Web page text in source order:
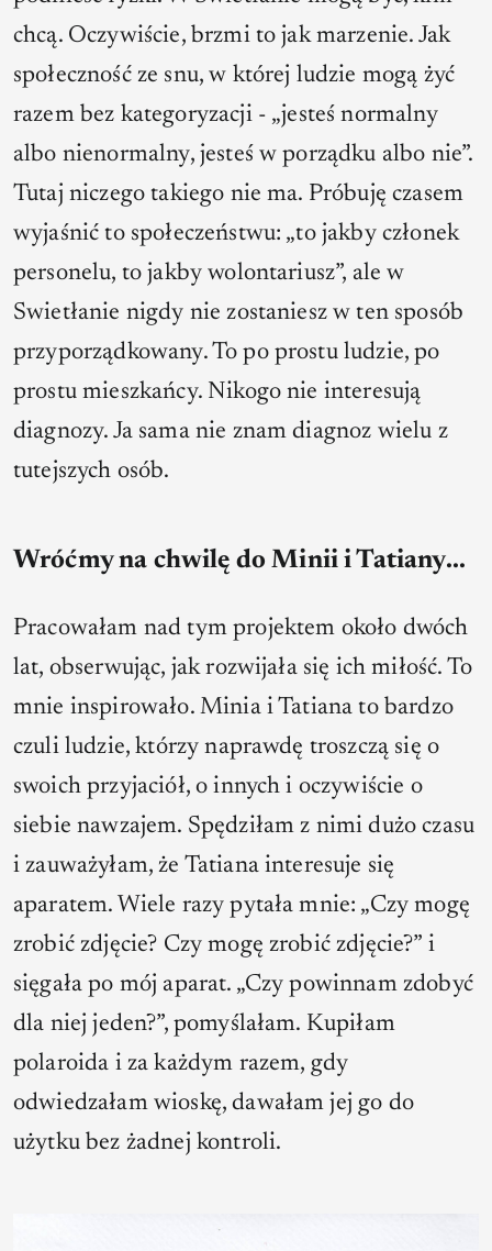
chcą. Oczywiście, brzmi to jak marzenie. Jak
społeczność ze snu, w której ludzie mogą żyć
razem bez kategoryzacji - „jesteś normalny
albo nienormalny, jesteś w porządku albo nie”.
Tutaj niczego takiego nie ma. Próbuję czasem
wyjaśnić to społeczeństwu: „to jakby członek
personelu, to jakby wolontariusz”, ale w
Swietłanie nigdy nie zostaniesz w ten sposób
przyporządkowany. To po prostu ludzie, po
prostu mieszkańcy. Nikogo nie interesują
diagnozy. Ja sama nie znam diagnoz wielu z
tutejszych osób.
Wróćmy na chwilę do Minii i Tatiany...
Pracowałam nad tym projektem około dwóch
lat, obserwując, jak rozwijała się ich miłość. To
mnie inspirowało. Minia i Tatiana to bardzo
czuli ludzie, którzy naprawdę troszczą się o
swoich przyjaciół, o innych i oczywiście o
siebie nawzajem. Spędziłam z nimi dużo czasu
i zauważyłam, że Tatiana interesuje się
aparatem. Wiele razy pytała mnie: „Czy mogę
zrobić zdjęcie? Czy mogę zrobić zdjęcie?” i
sięgała po mój aparat. „Czy powinnam zdobyć
dla niej jeden?”, pomyślałam. Kupiłam
polaroida i za każdym razem, gdy
odwiedzałam wioskę, dawałam jej go do
użytku bez żadnej kontroli.